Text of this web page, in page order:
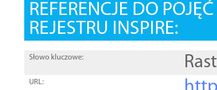
REFERENCJE DO
REJESTRU INSPIRE:
Słowo kluczowe:
URL: